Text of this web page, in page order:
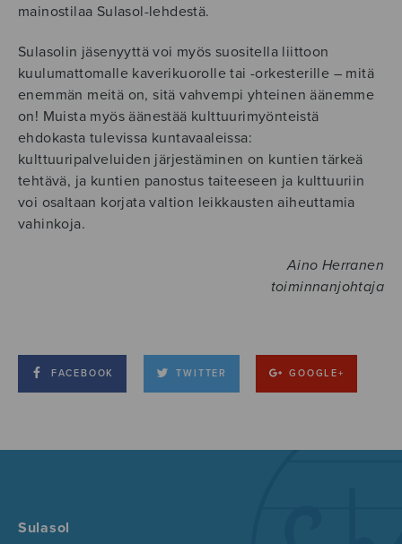
mainostilaa Sulasol-lehdestä.
Sulasolin jäsenyyttä voi myös suositella liittoon
kuulumattomalle kaverikuorolle tai -orkesterille – mitä
enemmän meitä on, sitä vahvempi yhteinen äänemme
on! Muista myös äänestää kulttuurimyönteistä
ehdokasta tulevissa kuntavaaleissa:
kulttuuripalveluiden järjestäminen on kuntien tärkeä
tehtävä, ja kuntien panostus taiteeseen ja kulttuuriin
voi osaltaan korjata valtion leikkausten aiheuttamia
vahinkoja.
Aino Herranen
toiminnanjohtaja
FACEBOOK TWITTER GOOGLE+
Sulasol